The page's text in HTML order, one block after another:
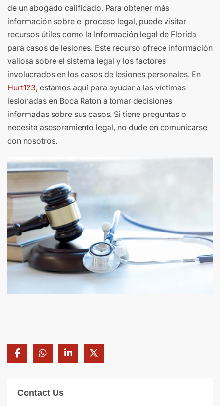
de un abogado calificado. Para obtener más
información sobre el proceso legal, puede visitar
recursos útiles como la Información legal de Florida
para casos de lesiones. Este recurso ofrece información
valiosa sobre el sistema legal y los factores
involucrados en los casos de lesiones personales. En
Hurt123, estamos aquí para ayudar a las víctimas
lesionadas en Boca Raton a tomar decisiones
informadas sobre sus casos. Si tiene preguntas o
necesita asesoramiento legal, no dude en comunicarse
con nosotros.
Contact Us